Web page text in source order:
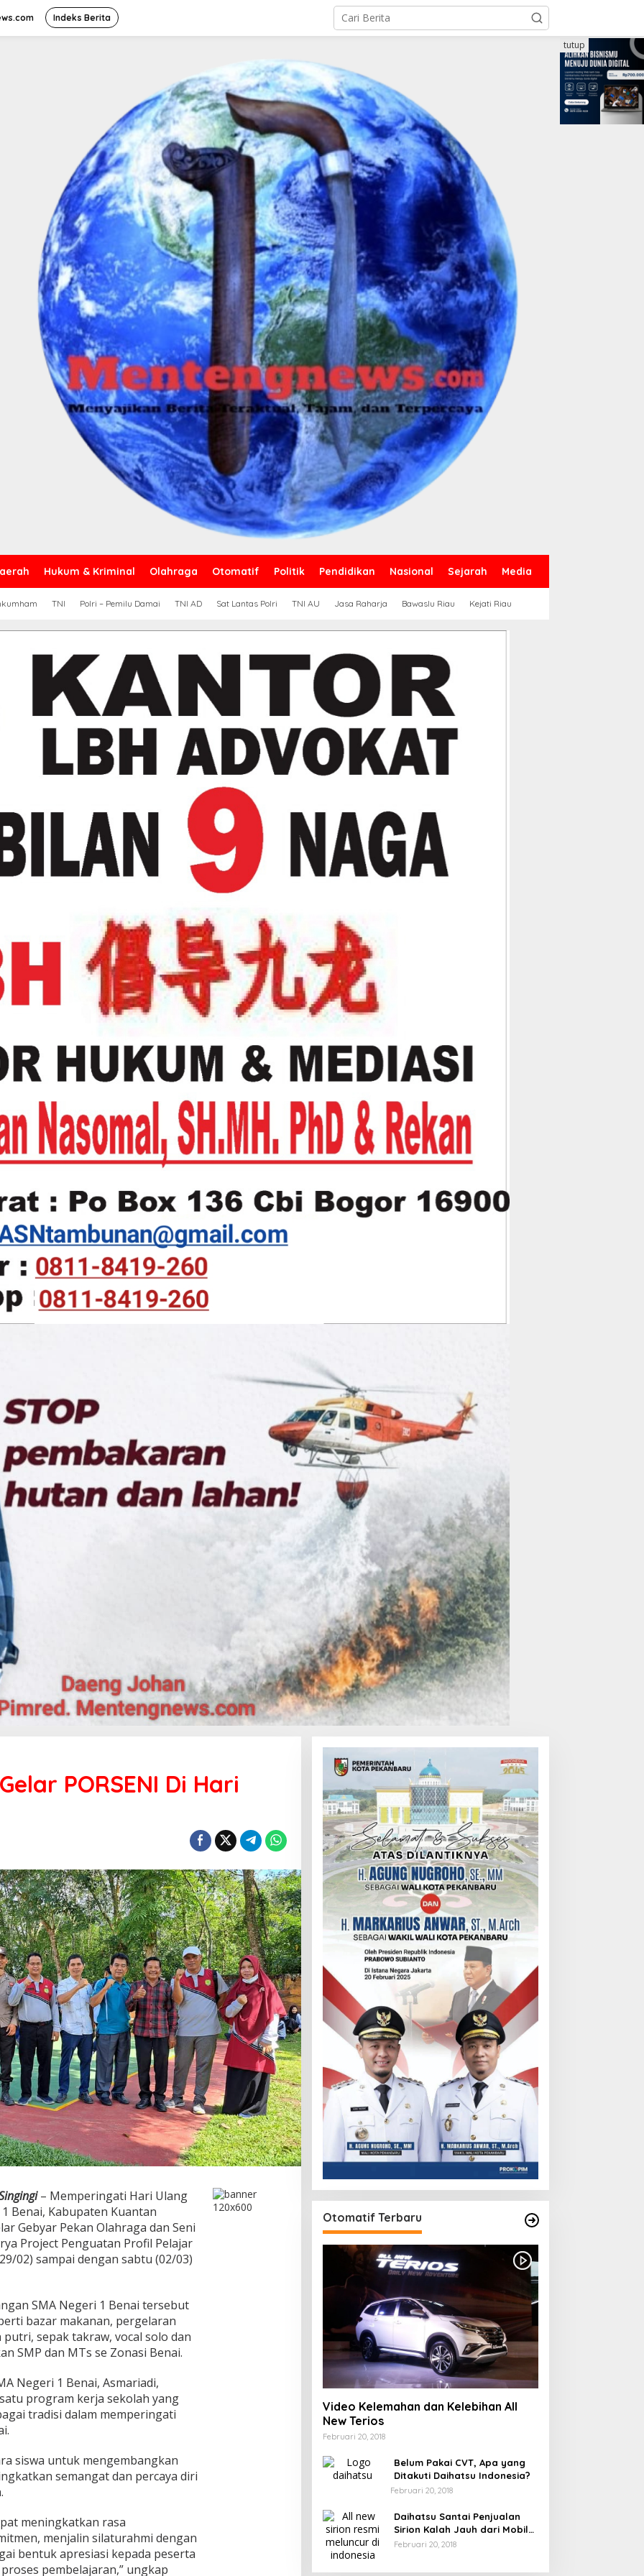
Indeks Berita
Hukum & Kriminal Olahraga Otomatif Politik Pendidikan Nasional Sejarah Media
TNI Polri – Pemilu Damai TNI AD Sat Lantas Polri TNI AU Jasa Raharja Bawaslu Riau Kejati Riau
tutup
PORSENI Di Hari
– Memperingati Hari Ulang
Benai, Kabupaten Kuantan
Gebyar Pekan Olahraga dan Seni
Project Penguatan Profil Pelajar
02) sampai dengan sabtu (02/03)
SMA Negeri 1 Benai tersebut
bazar makanan, pergelaran
sepak takraw, vocal solo dan
SMP dan MTs se Zonasi Benai.
Negeri 1 Benai, Asmariadi,
program kerja sekolah yang
tradisi dalam memperingati
siswa untuk mengembangkan
semangat dan percaya diri
meningkatkan rasa
menjalin silaturahmi dengan
bentuk apresiasi kepada peserta
pembelajaran,” ungkap
Otomatif Terbaru
Video Kelemahan dan Kelebihan All
New Terios
Februari 20, 2018
Belum Pakai CVT, Apa yang
Ditakuti Daihatsu Indonesia?
Februari 20, 2018
Daihatsu Santai Penjualan
Sirion Kalah Jauh dari Mobil
LCGC
Februari 20, 2018